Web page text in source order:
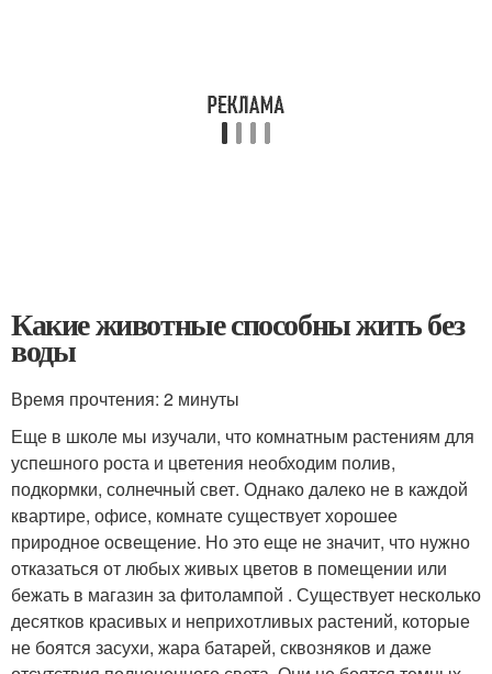
Какие животные способны жить без
воды
Время прочтения: 2 минуты
Еще в школе мы изучали, что комнатным растениям для
успешного роста и цветения необходим полив,
подкормки, солнечный свет. Однако далеко не в каждой
квартире, офисе, комнате существует хорошее
природное освещение. Но это еще не значит, что нужно
отказаться от любых живых цветов в помещении или
бежать в магазин за фитолампой . Существует несколько
десятков красивых и неприхотливых растений, которые
не боятся засухи, жара батарей, сквозняков и даже